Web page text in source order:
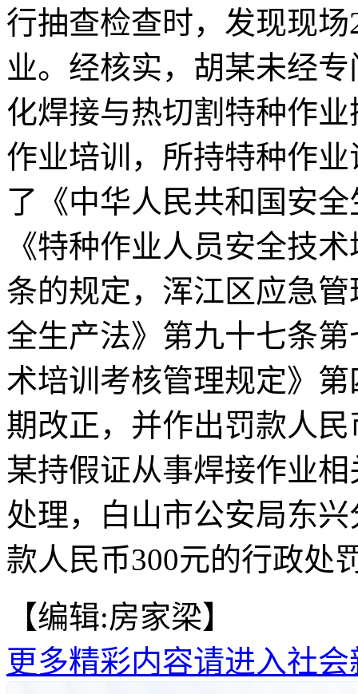
行抽查检查时，发现现
业。经核实，胡某未经
化焊接与热切割特种作
作业培训，所持特种作
了《中华人民共和国安
《特种作业人员安全技
条的规定，浑江区应急
全生产法》第九十七条
术培训考核管理规定》
期改正，并作出罚款人
某持假证从事焊接作业
处理，白山市公安局东
款人民币300元的行政处
【编辑:房家梁】
更多精彩内容请进入社会